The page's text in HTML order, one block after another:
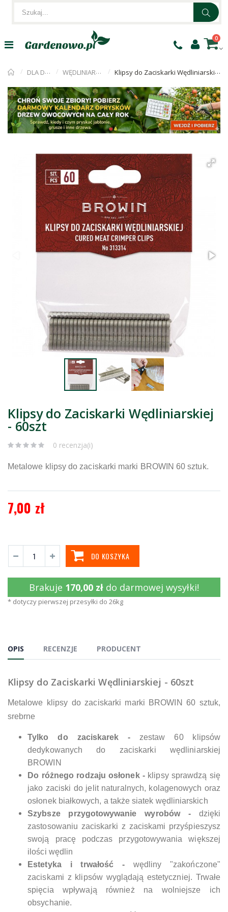
0
DLA DOMU WĘDLINIARSTWO Klipsy do Zaciskarki Wędliniarskiej - 60szt
Klipsy do Zaciskarki Wędliniarskiej
- 60szt
0 recenzja(i)
Metalowe klipsy do zaciskarki marki BROWIN 60 sztuk.
7,00 zł
DO KOSZYKA
Brakuje 170,00 zł do darmowej wysyłki!
* dotyczy pierwszej przesyłki do 26kg
OPIS RECENZJE PRODUCENT
Klipsy do Zaciskarki Wędliniarskiej - 60szt
Metalowe klipsy do zaciskarki marki BROWIN 60 sztuk,
srebrne
​Tylko do zaciskarek - zestaw 60 klipsów
dedykowanych do zaciskarki wędliniarskiej
BROWIN
Do różnego rodzaju osłonek -klipsy sprawdzą się
jako zaciski do jelit naturalnych, kolagenowych oraz
osłonek białkowych, a także siatek wędliniarskich
Szybsze przygotowywanie wyrobów - dzięki
zastosowaniu zaciskarki z zaciskami przyśpieszysz
swoją pracę podczas przygotowywania większej
ilości wędlin
Estetyka i trwałość -wędliny "zakończone"
zaciskami z klipsów wyglądają estetyczniej. Trwałe
spięcia wpływają również na wolniejsze ich
obsychanie.